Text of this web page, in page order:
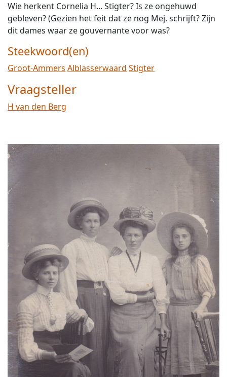
Wie herkent Cornelia H... Stigter? Is ze ongehuwd
gebleven? (Gezien het feit dat ze nog Mej. schrijft? Zijn
dit dames waar ze gouvernante voor was?
Steekwoord(en)
Groot-Ammers Alblasserwaard Stigter
Vraagsteller
H van den Berg